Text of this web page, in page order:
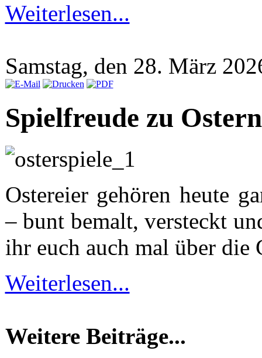
Weiterlesen...
Samstag, den 28. März
Spielfreude zu Ostern
Ostereier gehören heute
– bunt bemalt, versteckt
ihr euch auch mal über die
Weiterlesen...
Weitere Beiträge...